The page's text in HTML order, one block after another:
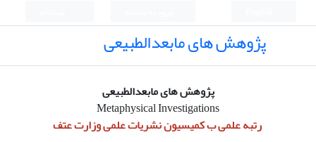
پژوهش های مابعدالطبیعی
پژوهش های مابعدالطبیعی
Metaphysical Investigations
رتبه علمی ب کمیسیون نشریات علمی وزارت عتف